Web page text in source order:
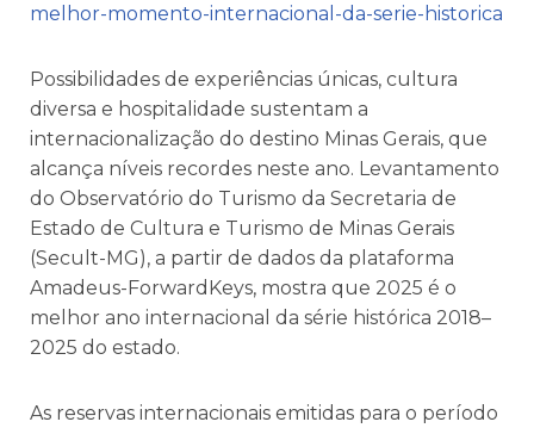
melhor-momento-internacional-da-serie-historica
Possibilidades de experiências únicas, cultura
diversa e hospitalidade sustentam a
internacionalização do destino Minas Gerais, que
alcança níveis recordes neste ano. Levantamento
do Observatório do Turismo da Secretaria de
Estado de Cultura e Turismo de Minas Gerais
(Secult-MG), a partir de dados da plataforma
Amadeus-ForwardKeys, mostra que 2025 é o
melhor ano internacional da série histórica 2018–
2025 do estado.
As reservas internacionais emitidas para o período